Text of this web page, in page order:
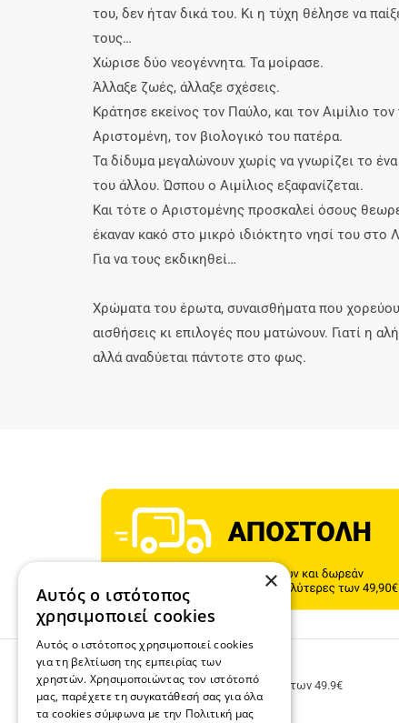
του, δεν ήταν δικά του. Κι η τύχη θέλησε να
τους…
Χώρισε δύο νεογέννητα. Τα μοίρασε.
Άλλαξε ζωές, άλλαξε σχέσεις.
Κράτησε εκείνος τον Παύλο, και τον Αιμίλιο
Αριστομένη, τον βιολογικό του πατέρα.
Τα δίδυμα μεγαλώνουν χωρίς να γνωρίζει το
του άλλου. Ώσπου ο Αιμίλιος εξαφανίζεται.
Και τότε ο Αριστομένης προσκαλεί όσους
έκαναν κακό στο μικρό ιδιόκτητο νησί του στο
Για να τους εκδικηθεί…
Χρώματα του έρωτα, συναισθήματα που
αισθήσεις κι επιλογές που ματώνουν. Γιατί η
αλλά αναδύεται πάντοτε στο φως.
ΔΩΡΕΑΝ ΜΕΤΑΦΟΡΙΚΑ
Δωρεάν μεταφορικά για παραγγελίες άνω των 49.9€
×
Αυτός ο ιστότοπος
χρησιμοποιεί cookies
Αυτός ο ιστότοπος χρησιμοποιεί cookies
για τη βελτίωση της εμπειρίας των
χρηστών. Χρησιμοποιώντας τον ιστότοπό
μας, παρέχετε τη συγκατάθεσή σας για όλα
τα cookies σύμφωνα με την Πολιτική μας